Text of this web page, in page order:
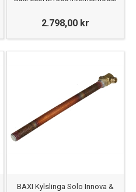
2.798,00 kr
BAXI Kylslinga Solo Innova &